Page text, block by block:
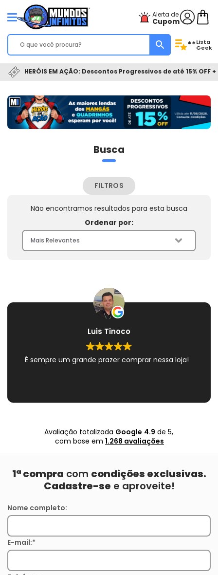
Alerta de
Cupom
**Lista
Geek
HERÓIS EM AÇÃO: Descontos Progressivos de até 15% OFF
Busca
FILTROS
Não encontramos resultados para esta busca
Ordenar por:
Luis Tinoco
É sempre um grande prazer comprar nessa loja!
Avaliação totalizada Google 4.9 de 5,
com base em 1.268 avaliações